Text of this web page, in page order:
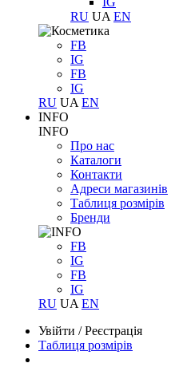
RU UA EN
FB
IG
FB
IG
RU UA EN
INFO
INFO
Про нас
Каталоги
Контакти
Адреси магазинів
Таблиця розмірів
Бренди
FB
IG
FB
IG
RU UA EN
Увійти /Реєстрація
Таблиця розмірів